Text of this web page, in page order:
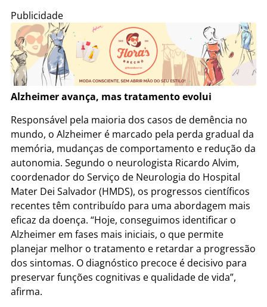
Publicidade
Alzheimer avança, mas tratamento evolui
Responsável pela maioria dos casos de demência no
mundo, o Alzheimer é marcado pela perda gradual da
memória, mudanças de comportamento e redução da
autonomia. Segundo o neurologista Ricardo Alvim,
coordenador do Serviço de Neurologia do Hospital
Mater Dei Salvador (HMDS), os progressos científicos
recentes têm contribuído para uma abordagem mais
eficaz da doença. “Hoje, conseguimos identificar o
Alzheimer em fases mais iniciais, o que permite
planejar melhor o tratamento e retardar a progressão
dos sintomas. O diagnóstico precoce é decisivo para
preservar funções cognitivas e qualidade de vida”,
afirma.